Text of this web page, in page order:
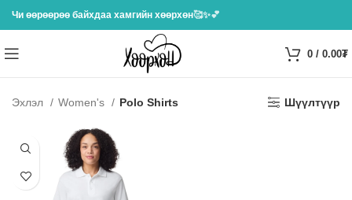
Чи өөрөөрөө байхдаа хамгийн хөөрхөн🥰✨💕
0 / 0.00₮
Эхлэл Women's Polo Shirts Шүүлтүүр